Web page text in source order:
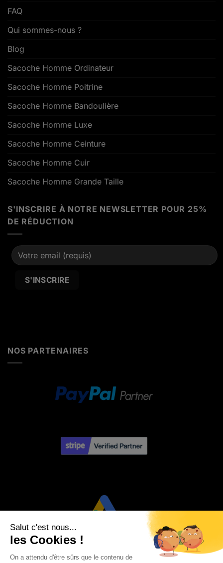
FAQ
Qui sommes-nous ?
Blog
Sacoche Homme Ordinateur
Sacoche Homme Poitrine
Sacoche Homme Bandoulière
Sacoche Homme Luxe
Sacoche Homme Ceinture
Sacoche Homme Cuir
Sacoche Homme Grande Taille
S'INSCRIRE À NOTRE NEWSLETTER POUR 25%
DE RÉDUCTION
NOS PARTENAIRES